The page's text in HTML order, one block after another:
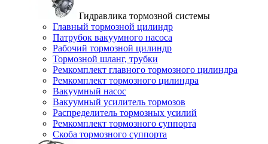
Гидравлика тормозной системы
Главный тормозной цилиндр
Патрубок вакуумного насоса
Рабочий тормозной цилиндр
Тормозной шланг, трубки
Ремкомплект главного тормозного цилиндра
Ремкомплект тормозного цилиндра
Вакуумный насос
Вакуумный усилитель тормозов
Распределитель тормозных усилий
Ремкомплект тормозного суппорта
Скоба тормозного суппорта